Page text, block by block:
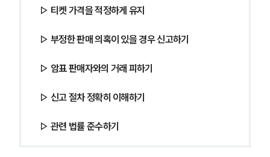
업무분야
스포츠엔터테인먼트그룹 업무
전체
▷ 티켓 가격을 적정하게 유지
▷ 부정한 판매 의혹이 있을 경우 신고하기
▷ 암표 판매자와의 거래 피하기
▷ 신고 절차 정확히 이해하기
▷ 관련 법률 준수하기